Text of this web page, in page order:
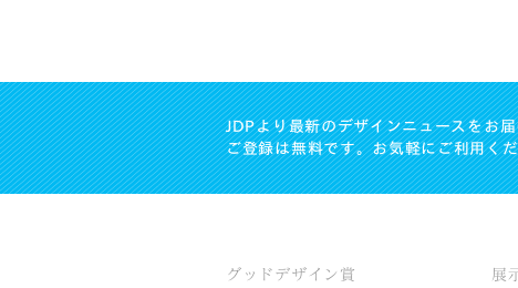
JDPより最新のデザインニュースをお
ご登録は無料です。お気軽にご利用く
グッドデザイン賞 展